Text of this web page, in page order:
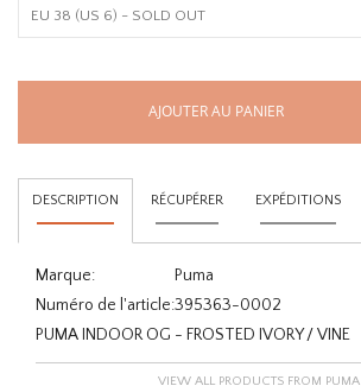
AJOUTER AU PANIER
DESCRIPTION RÉCUPÉRER EXPÉDITIONS
Marque:
Puma
Numéro de l'article:395363-0002
PUMA INDOOR OG - FROSTED IVORY / VINE
VIEW ALL PRODUCTS FROM PUMA